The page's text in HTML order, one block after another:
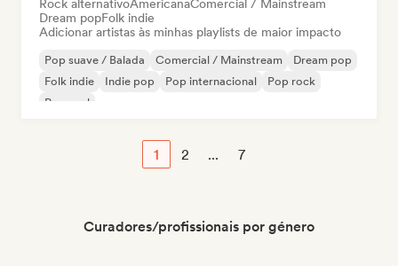
Rock alternativoAmericanaComercial / Mainstream
Dream popFolk indie
Adicionar artistas às minhas playlists de maior impacto
Pop suave / Balada Comercial / Mainstream
Dream pop
Folk indie
Indie pop Pop internacional
Pop rock
Pop soul
1 2 ... 7
Curadores/profissionais por género